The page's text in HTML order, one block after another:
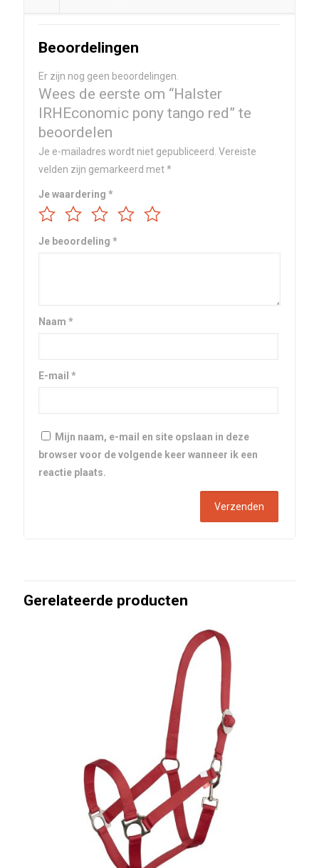
Beoordelingen
Er zijn nog geen beoordelingen.
Wees de eerste om “Halster
IRHEconomic pony tango red” te
beoordelen
Je e-mailadres wordt niet gepubliceerd. Vereiste
velden zijn gemarkeerd met*
Je waardering *
Je beoordeling *
Naam *
E-mail *
Mijn naam, e-mail en site opslaan in deze
browser voor de volgende keer wanneer ik een
reactie plaats.
Gerelateerde producten